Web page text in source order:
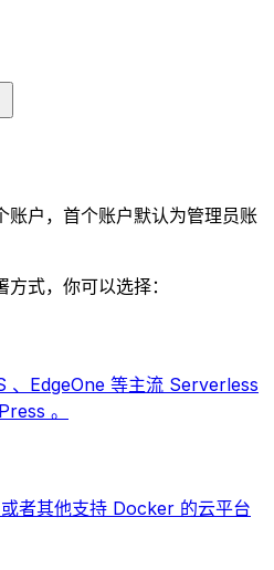
账户，首个账户默认为管理员账
式，你可以选择：
EdgeOne 等主流 Serverless
。
者其他支持 Docker 的云平台